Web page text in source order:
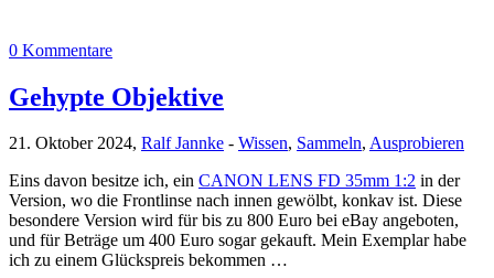
0 Kommentare
Gehypte Objektive
21. Oktober 2024, Ralf Jannke - Wissen, Sammeln, Ausprobieren
Eins davon besitze ich, ein CANON LENS FD 35mm 1:2 in der
Version, wo die Frontlinse nach innen gewölbt, konkav ist. Diese
besondere Version wird für bis zu 800 Euro bei eBay angeboten,
und für Beträge um 400 Euro sogar gekauft. Mein Exemplar habe
ich zu einem Glückspreis bekommen …